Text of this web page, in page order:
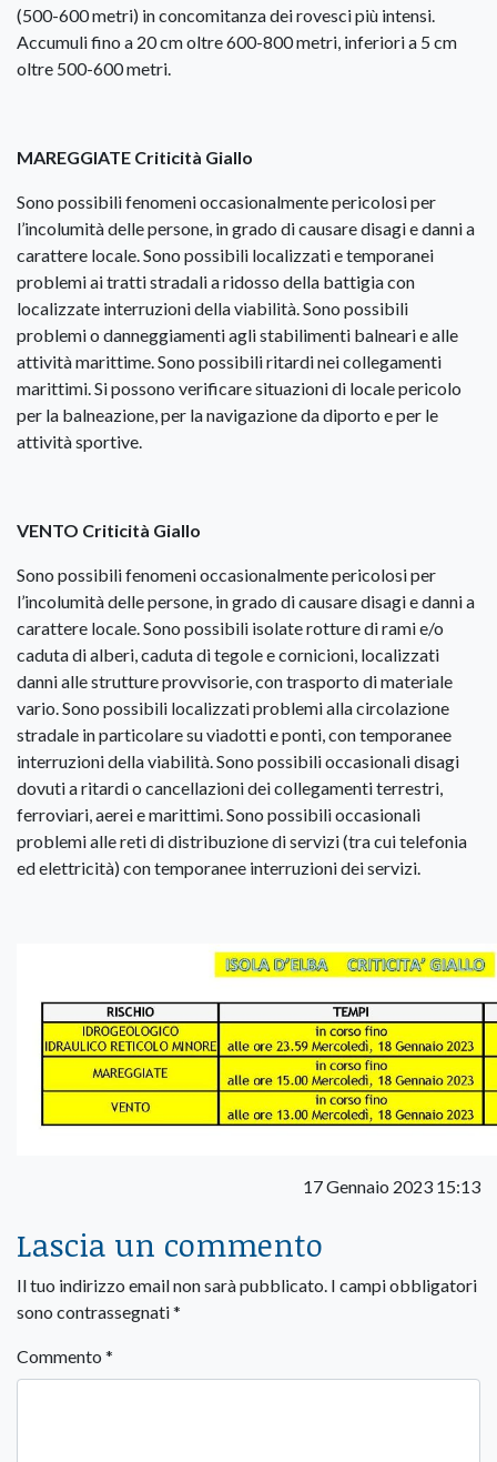
(500-600 metri) in concomitanza dei rovesci più intensi.
Accumuli fino a 20 cm oltre 600-800 metri, inferiori a 5 cm
oltre 500-600 metri.
MAREGGIATE Criticità Giallo
Sono possibili fenomeni occasionalmente pericolosi per
l’incolumità delle persone, in grado di causare disagi e danni a
carattere locale. Sono possibili localizzati e temporanei
problemi ai tratti stradali a ridosso della battigia con
localizzate interruzioni della viabilità. Sono possibili
problemi o danneggiamenti agli stabilimenti balneari e alle
attività marittime. Sono possibili ritardi nei collegamenti
marittimi. Si possono verificare situazioni di locale pericolo
per la balneazione, per la navigazione da diporto e per le
attività sportive.
VENTO Criticità Giallo
Sono possibili fenomeni occasionalmente pericolosi per
l’incolumità delle persone, in grado di causare disagi e danni a
carattere locale. Sono possibili isolate rotture di rami e/o
caduta di alberi, caduta di tegole e cornicioni, localizzati
danni alle strutture provvisorie, con trasporto di materiale
vario. Sono possibili localizzati problemi alla circolazione
stradale in particolare su viadotti e ponti, con temporanee
interruzioni della viabilità. Sono possibili occasionali disagi
dovuti a ritardi o cancellazioni dei collegamenti terrestri,
ferroviari, aerei e marittimi. Sono possibili occasionali
problemi alle reti di distribuzione di servizi (tra cui telefonia
ed elettricità) con temporanee interruzioni dei servizi.
17 Gennaio 2023 15:13
Lascia un commento
Il tuo indirizzo email non sarà pubblicato. I campi obbligatori
sono contrassegnati*
Commento *